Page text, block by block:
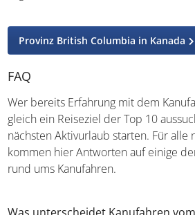
Provinz British Columbia in Kanada
Wer bereits Erfahrung mit dem
gleich ein Reiseziel der Top 10
nächsten Aktivurlaub starten. Für alle
Einsteiger kommen hier Antworten auf